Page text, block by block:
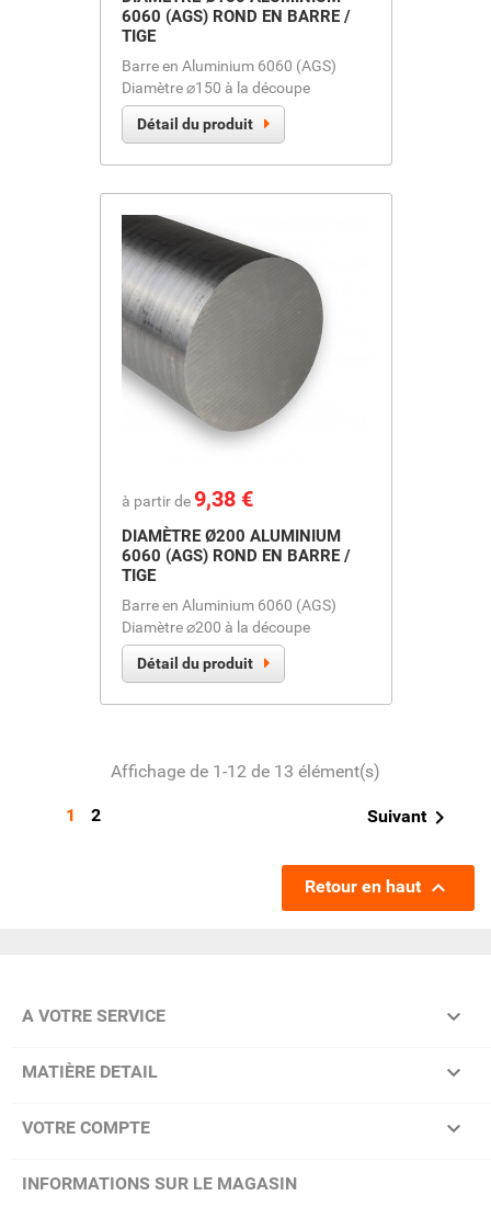
6060 (AGS) ROND EN BARRE /
TIGE
Barre en Aluminium 6060 (AGS)
Diamètre ⌀150 à la découpe
Détail du produit
à partir dePrix
9,38 €
DIAMÈTRE Ø200 ALUMINIUM
6060 (AGS) ROND EN BARRE /
TIGE
Barre en Aluminium 6060 (AGS)
Diamètre ⌀200 à la découpe
Détail du produit
Affichage de 1-12 de 13 élément(s)
1 2 Suivant
Retour en haut 
A VOTRE SERVICE 
MATIÈRE DETAIL 
VOTRE COMPTE 
INFORMATIONS SUR LE MAGASIN